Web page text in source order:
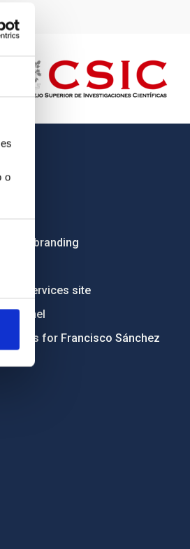
o
branding
services site
channel
for Francisco Sánchez